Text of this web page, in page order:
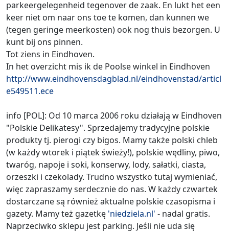
parkeergelegenheid tegenover de zaak. En lukt het een
keer niet om naar ons toe te komen, dan kunnen we
(tegen geringe meerkosten) ook nog thuis bezorgen. U
kunt bij ons pinnen.
Tot ziens in Eindhoven.
In het overzicht mis ik de Poolse winkel in Eindhoven
http://www.eindhovensdagblad.nl/eindhovenstad/articl
e549511.ece
info [POL]: Od 10 marca 2006 roku działają w Eindhoven
"Polskie Delikatesy". Sprzedajemy tradycyjne polskie
produkty tj. pierogi czy bigos. Mamy także polski chleb
(w każdy wtorek i piątek świeży!), polskie wędliny, piwo,
twaróg, napoje i soki, konserwy, lody, sałatki, ciasta,
orzeszki i czekolady. Trudno wszystko tutaj wymieniać,
więc zapraszamy serdecznie do nas. W każdy czwartek
dostarczane są również aktualne polskie czasopisma i
gazety. Mamy też gazetkę 'niedziela.nl' - nadal gratis.
Naprzeciwko sklepu jest parking. Jeśli nie uda się